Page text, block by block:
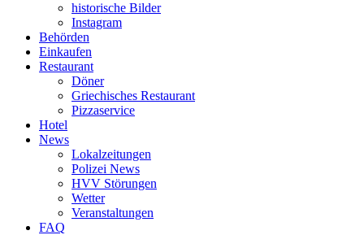
historische Bilder
Instagram
Behörden
Einkaufen
Restaurant
Döner
Griechisches Restaurant
Pizzaservice
Hotel
News
Lokalzeitungen
Polizei News
HVV Störungen
Wetter
Veranstaltungen
FAQ